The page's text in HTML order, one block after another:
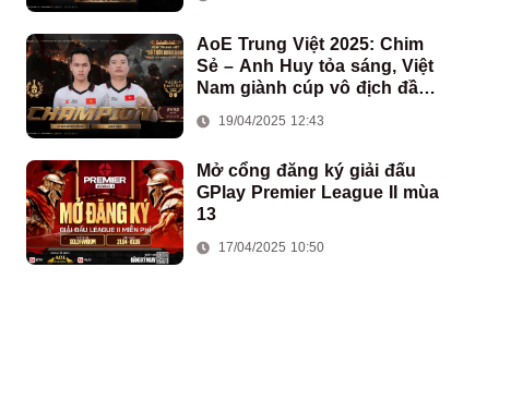
đoàn AoE Việt Nam
AoE Trung Việt 2025: Chim
Sẻ – Anh Huy tỏa sáng, Việt
Nam giành cúp vô địch đầu
19/04/2025 12:43
Mở cổng đăng ký giải đấu
GPlay Premier League II mùa
13
17/04/2025 10:50